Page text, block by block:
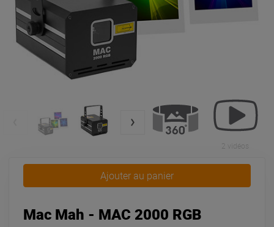
2 vidéos
Ajouter au panier
Mac Mah - MAC 2000 RGB